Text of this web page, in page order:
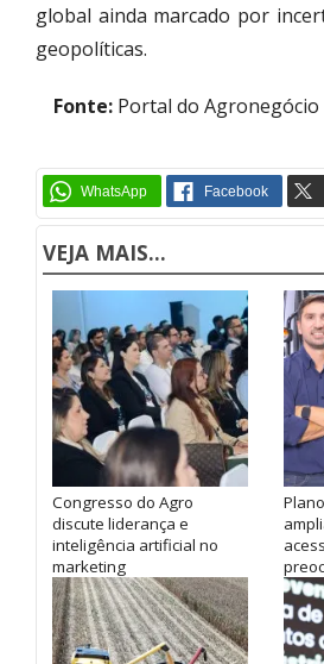
global ainda marcado por
geopolíticas.
Fonte: Portal do Agronegócio
VEJA MAIS...
Congresso do Agro
discute liderança e
inteligência artificial no
marketing